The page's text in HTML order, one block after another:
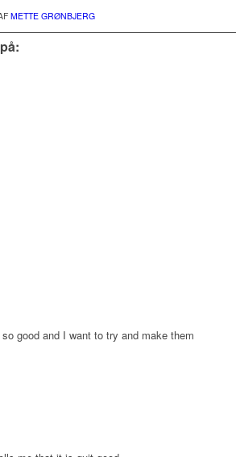
METTE GRØNBJERG
good and I want to try and make them